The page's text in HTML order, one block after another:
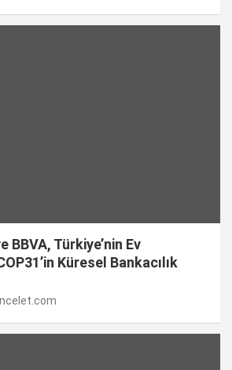
BBVA, Türkiye’nin Ev
Küresel Bankacılık